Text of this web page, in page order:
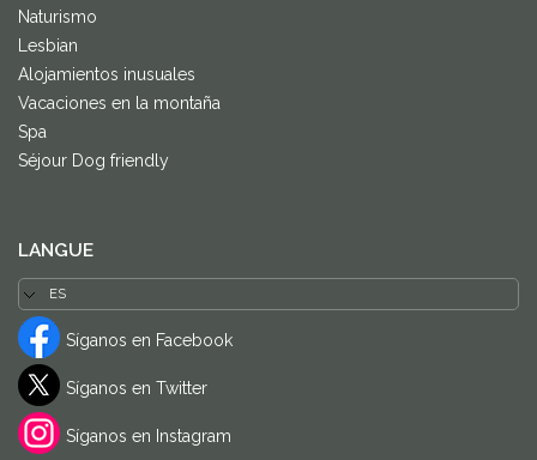
Naturismo
Lesbian
Alojamientos inusuales
Vacaciones en la montaña
Spa
Séjour Dog friendly
LANGUE
Síganos en Facebook
Síganos en Twitter
Síganos en Instagram